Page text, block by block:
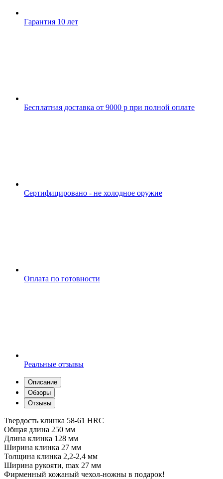
Гарантия 10 лет
Бесплатная доставка от 9000 р при полной оплате
Сертифицировано - не холодное оружие
Оплата по готовности
Реальные отзывы
Описание
Обзоры
Отзывы
Твердость клинка 58-61 HRC
Общая длина 250 мм
Длина клинка 128 мм
Ширина клинка 27 мм
Толщина клинка 2,2-2,4 мм
Ширина рукояти, max 27 мм
Фирменный кожаный чехол-ножны в подарок!